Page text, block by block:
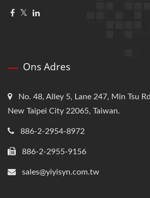
Ons Adres
No. 48, Alley 5, Lane 247, Min Tsu
New Taipei City 22065, Taiwan.
886-2-2954-8972
886-2-2955-9156
sales@yiyisyn.com.tw